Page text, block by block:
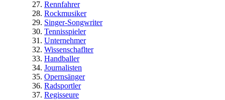
Rennfahrer
Rockmusiker
Singer-Songwriter
Tennisspieler
Unternehmer
Wissenschaflter
Handballer
Journalisten
Opernsänger
Radsportler
Regisseure